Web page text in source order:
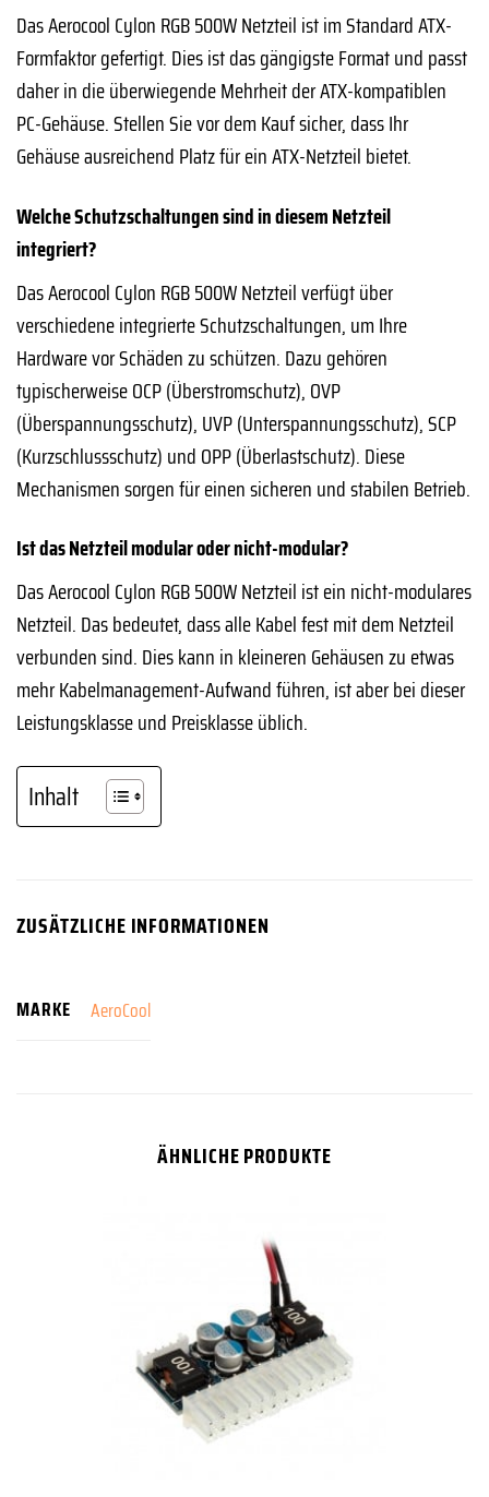
Das Aerocool Cylon RGB 500W Netzteil ist im Standard ATX-
Formfaktor gefertigt. Dies ist das gängigste Format und passt
daher in die überwiegende Mehrheit der ATX-kompatiblen
PC-Gehäuse. Stellen Sie vor dem Kauf sicher, dass Ihr
Gehäuse ausreichend Platz für ein ATX-Netzteil bietet.
Welche Schutzschaltungen sind in diesem Netzteil
integriert?
Das Aerocool Cylon RGB 500W Netzteil verfügt über
verschiedene integrierte Schutzschaltungen, um Ihre
Hardware vor Schäden zu schützen. Dazu gehören
typischerweise OCP (Überstromschutz), OVP
(Überspannungsschutz), UVP (Unterspannungsschutz), SCP
(Kurzschlussschutz) und OPP (Überlastschutz). Diese
Mechanismen sorgen für einen sicheren und stabilen Betrieb.
Ist das Netzteil modular oder nicht-modular?
Das Aerocool Cylon RGB 500W Netzteil ist ein nicht-modulares
Netzteil. Das bedeutet, dass alle Kabel fest mit dem Netzteil
verbunden sind. Dies kann in kleineren Gehäusen zu etwas
mehr Kabelmanagement-Aufwand führen, ist aber bei dieser
Leistungsklasse und Preisklasse üblich.
Inhalt
ZUSÄTZLICHE INFORMATIONEN
MARKE AeroCool
ÄHNLICHE PRODUKTE